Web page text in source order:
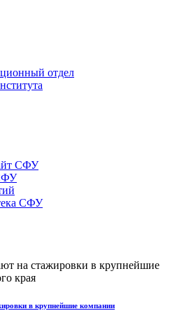
отдел
СФУ
СФУ
в крупнейшие компании